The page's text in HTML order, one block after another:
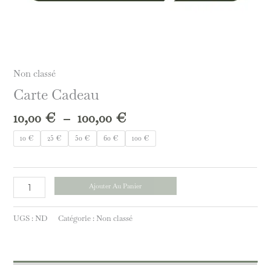
Non classé
Carte Cadeau
10,00 € – 100,00 €
10 € 25 € 50 € 60 € 100 €
Ajouter Au Panier
UGS : ND Catégorie : Non classé